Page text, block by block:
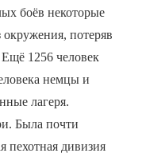
боёв некоторые
потеряв
1256 человек
немцы и
лагеря.
Была почти
пехотная дивизия